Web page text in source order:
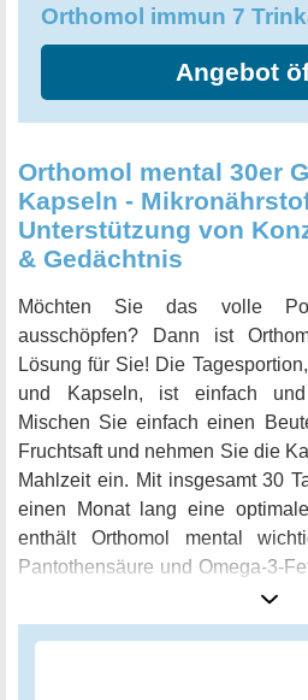
Angebot
Orthomol mental 30er
Kapseln -
Unterstützung von
& Gedächtnis
Möchten Sie das volle
ausschöpfen? Dann ist
Lösung für Sie! Die
und Kapseln, ist einfach und
Mischen Sie einfach einen
Fruchtsaft und nehmen Sie die
Mahlzeit ein. Mit insgesamt 30
einen Monat lang eine
enthält Orthomol mental
Pantothensäure und Omega-3-
geistigen Leistung beitragen. Bei
wichtig Mikronährstoffe für